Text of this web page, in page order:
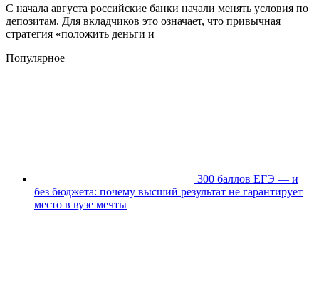
С начала августа российские банки начали менять условия по
депозитам. Для вкладчиков это означает, что привычная
стратегия «положить деньги и
Популярное
300 баллов ЕГЭ — и
без бюджета: почему высший результат не гарантирует
место в вузе мечты